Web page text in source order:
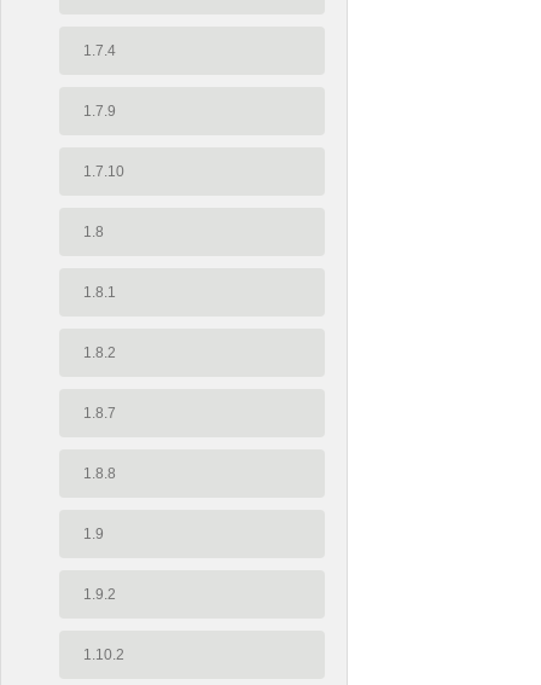
1.7.4
1.7.9
1.7.10
1.8
1.8.1
1.8.2
1.8.7
1.8.8
1.9
1.9.2
1.10.2